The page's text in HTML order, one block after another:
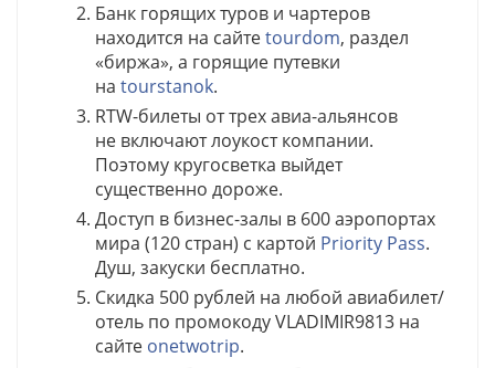
Банк горящих туров и чартеров
находится на сайтеtourdom, раздел
«биржа», а горящие путевки
на tourstanok.
RTW-билеты от трех авиа-альянсов
не включают лоукост компании.
Поэтому кругосветка выйдет
существенно дороже.
Доступ в бизнес-залы в 600 аэропортах
мира (120 стран) с картой Priority Pass.
Душ, закуски бесплатно.
Скидка 500 рублей на любой авиабилет/
отель по промокоду VLADIMIR9813 на
сайте onetwotrip.